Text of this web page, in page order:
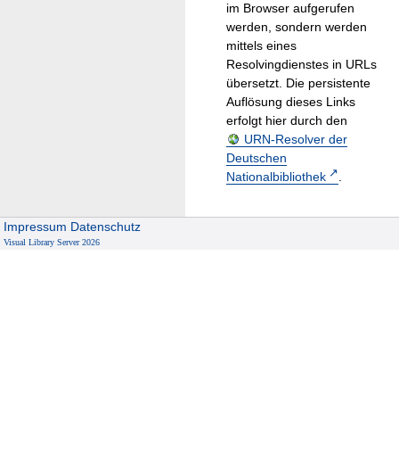
im Browser aufgerufen
werden, sondern werden
mittels eines
Resolvingdienstes in URLs
übersetzt. Die persistente
Auflösung dieses Links
erfolgt hier durch den
URN-Resolver der
Deutschen
Nationalbibliothek
.
Impressum Datenschutz
Visual Library Server 2026